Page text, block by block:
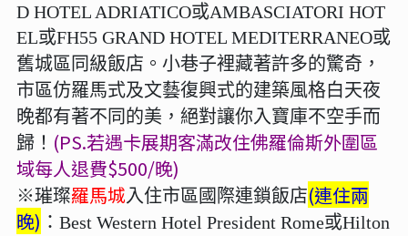
D HOTEL ADRIATICO或AMBASCIATORI HOT
EL或FH55 GRAND HOTEL MEDITERRANEO或
舊城區同級飯店 。小巷子裡藏著許多的驚奇，
市區仿羅馬式及文藝復興式的建築風格白天夜
晚都有著不同的美，絕對讓你入寶庫不空手而
歸！ (PS.若遇卡展期客滿改住佛羅倫斯外圍區
域每人退費$500/晚)
※璀璨羅馬城入住市區國際連鎖飯店(連住兩
晚) ： Best Western Hotel President Rome或Hilton